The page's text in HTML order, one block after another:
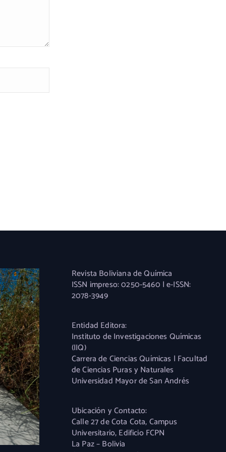
Revista Boliviana de Química
ISSN impreso: 0250-5460 | e-ISSN:
2078-3949
Entidad Editora:
Instituto de Investigaciones Químicas
(IIQ)
Carrera de Ciencias Químicas | Facultad
de Ciencias Puras y Naturales
Universidad Mayor de San Andrés
Ubicación y Contacto:
Calle 27 de Cota Cota, Campus
Universitario, Edificio FCPN
La Paz – Bolivia